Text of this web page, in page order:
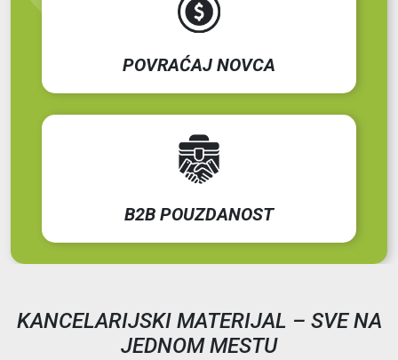
POVRAĆAJ NOVCA
B2B POUZDANOST
KANCELARIJSKI MATERIJAL – SVE NA
JEDNOM MESTU